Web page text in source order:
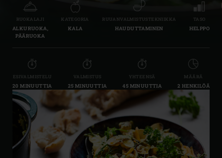
RUOKALAJI
ALKURUOKA,
PÄÄRUOKA
KATEGORIA
KALA
RUUANVALMISTUSTEKNIIKKA
HAUDUTTAMINEN
TASO
HELPPO
ESIVALMISTELU
20 MINUUTTIA
VALMISTUS
25 MINUUTTIA
YHTEENSÄ
45 MINUUTTIA
MÄÄRÄ
2 HENKILÖÄ